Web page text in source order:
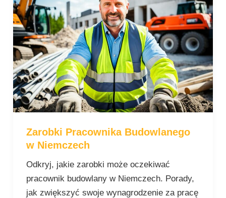
Zarobki Pracownika Budowlanego
w Niemczech
Odkryj, jakie zarobki może oczekiwać
pracownik budowlany w Niemczech. Porady,
jak zwiększyć swoje wynagrodzenie za pracę
w
Niemczech